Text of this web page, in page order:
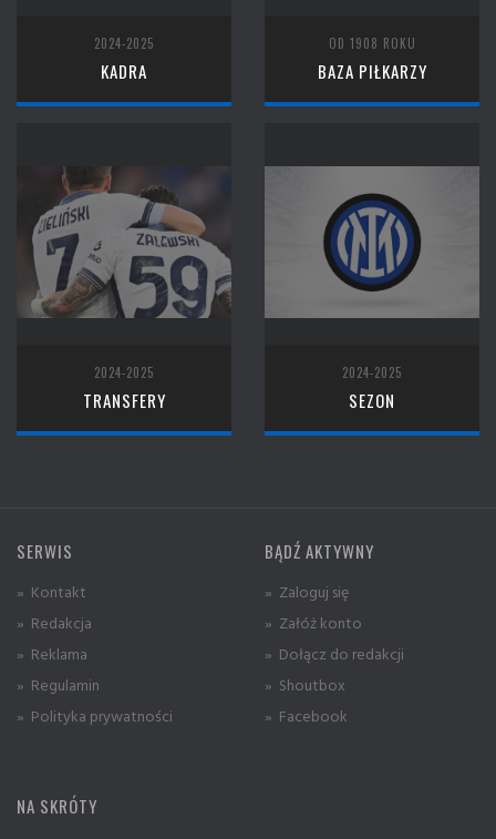
2024-2025
KADRA
OD 1908 ROKU
BAZA PIŁKARZY
2024-2025
TRANSFERY
2024-2025
SEZON
SERWIS
» Kontakt
» Redakcja
» Reklama
» Regulamin
» Polityka prywatności
BĄDŹ AKTYWNY
» Zaloguj się
» Załóż konto
» Dołącz do redakcji
» Shoutbox
» Facebook
NA SKRÓTY